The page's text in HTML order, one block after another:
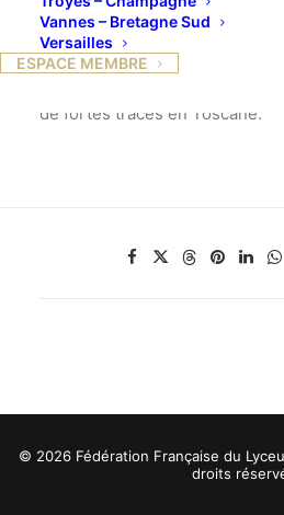
Vannes – Bretagne Sud
Versailles
ESPACE MEMBRE
reste mystérieuse et fascine
étrangement fataliste, son
de fortes traces en Toscane.
© 2026 Fédération Française du
droits